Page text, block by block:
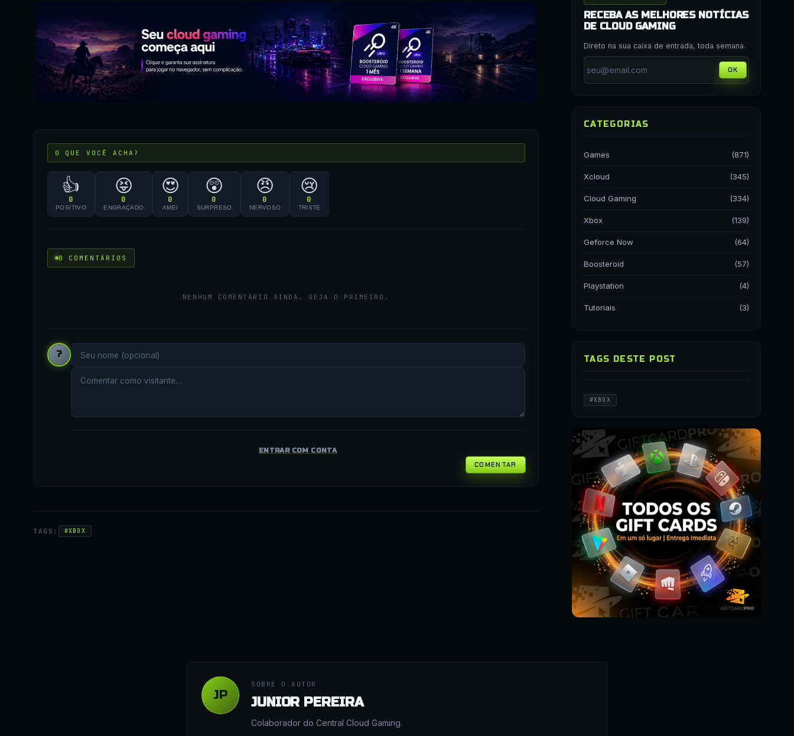
O QUE VOCÊ ACHA?
👍
0
POSITIVO
😝
0
ENGRAÇADO
😍
0
AMEI
😲
0
SURPRESO
😠
0
NERVOSO
😢
0
TRISTE
0 COMENTÁRIOS
NENHUM COMENTÁRIO AINDA. SEJA O PRIMEIRO.
?
ENTRAR COM CONTA
COMENTAR
TAGS: #XBOX
RECEBA AS MELHORES NOTÍCIAS
DE CLOUD GAMING
Direto na sua caixa de entrada, toda semana.
OK
CATEGORIAS
Games (871)
Xcloud (345)
Cloud Gaming (334)
Xbox (139)
Geforce Now (64)
Boosteroid (57)
Playstation (4)
Tutoriais (3)
TAGS DESTE POST
#XBOX
JP
SOBRE O AUTOR
JUNIOR PEREIRA
Colaborador do Central Cloud Gaming.